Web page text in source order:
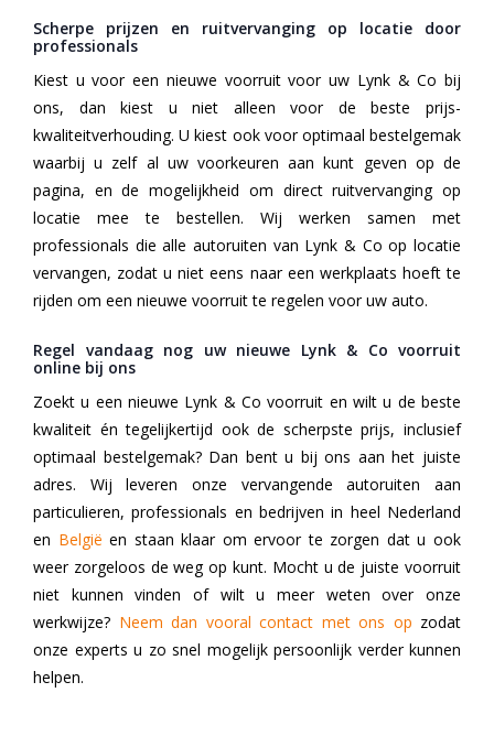
Scherpe prijzen en ruitvervanging op locatie door
professionals
Kiest u voor een nieuwe voorruit voor uw Lynk & Co bij
ons, dan kiest u niet alleen voor de beste prijs-
kwaliteitverhouding. U kiest ook voor optimaal bestelgemak
waarbij u zelf al uw voorkeuren aan kunt geven op de
pagina, en de mogelijkheid om direct ruitvervanging op
locatie mee te bestellen. Wij werken samen met
professionals die alle autoruiten van Lynk & Co op locatie
vervangen, zodat u niet eens naar een werkplaats hoeft te
rijden om een nieuwe voorruit te regelen voor uw auto.
Regel vandaag nog uw nieuwe Lynk & Co voorruit
online bij ons
Zoekt u een nieuwe Lynk & Co voorruit en wilt u de beste
kwaliteit én tegelijkertijd ook de scherpste prijs, inclusief
optimaal bestelgemak? Dan bent u bij ons aan het juiste
adres. Wij leveren onze vervangende autoruiten aan
particulieren, professionals en bedrijven in heel Nederland
en België en staan klaar om ervoor te zorgen dat u ook
weer zorgeloos de weg op kunt. Mocht u de juiste voorruit
niet kunnen vinden of wilt u meer weten over onze
werkwijze? Neem dan vooral contact met ons op zodat
onze experts u zo snel mogelijk persoonlijk verder kunnen
helpen.